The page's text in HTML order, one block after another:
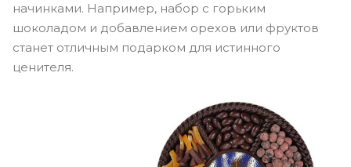
начинками. Например, набор с горьким
шоколадом и добавлением орехов или фруктов
станет отличным подарком для истинного
ценителя.